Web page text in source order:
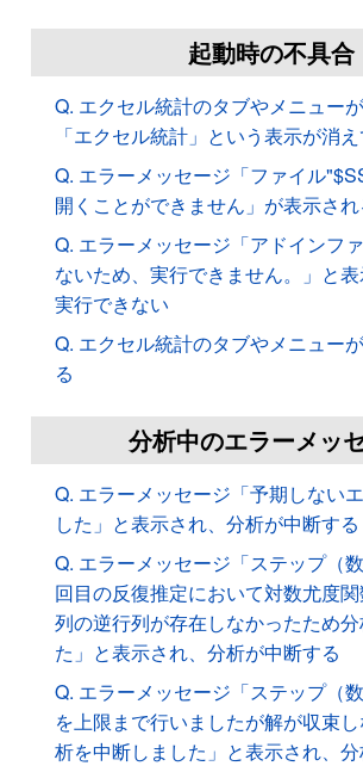
起動時の不具合
Q. エクセル統計のタブやメニュー
「エクセル統計」という表示が消
Q. エラーメッセージ「ファイル
開くことができません」が表示され
Q. エラーメッセージ「アドインフ
ないため、実行できません。」と
実行できない
Q. エクセル統計のタブやメニュー
る
分析中のエラーメッ
Q. エラーメッセージ「予期しない
した」と表示され、分析が中断する
Q. エラーメッセージ「ステップ（
回目の反復推定において対数尤度
列の逆行列が存在しなかったため
た」と表示され、分析が中断する
Q. エラーメッセージ「ステップ（
を上限まで行いましたが解が収束
析を中断しました」と表示され、